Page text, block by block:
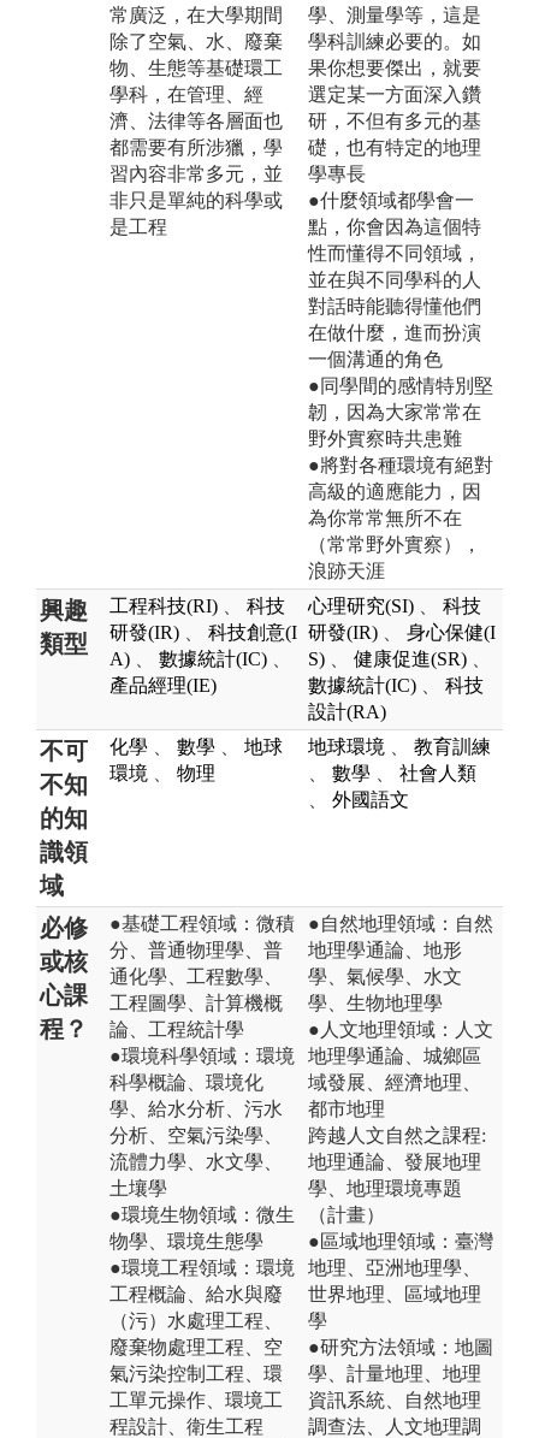
常廣泛，在大學期間
除了空氣、水、廢棄
物、生態等基礎環工
學科，在管理、經
濟、法律等各層面也
都需要有所涉獵，學
習內容非常多元，並
非只是單純的科學或
是工程
學、測量學等，這是
學科訓練必要的。如
果你想要傑出，就要
選定某一方面深入鑽
研，不但有多元的基
礎，也有特定的地理
學專長
●什麼領域都學會一
點，你會因為這個特
性而懂得不同領域，
並在與不同學科的人
對話時能聽得懂他們
在做什麼，進而扮演
一個溝通的角色
●同學間的感情特別堅
韌，因為大家常常在
野外實察時共患難
●將對各種環境有絕對
高級的適應能力，因
為你常常無所不在
（常常野外實察），
浪跡天涯
興趣
類型
工程科技(RI)
科技
研發(IR)
科技創意(I
A)
數據統計(IC)
產品經理(IE)
心理研究(SI)
科技
研發(IR)
身心保健(I
S)
健康促進(SR)
數據統計(IC)
科技
設計(RA)
不可
不知
的知
識領
域
化學 數學
地球
環境
物理
地球環境
教育訓練
數學
社會人類
外國語文
必修
或核
心課
程？
●基礎工程領域：微積
分、普通物理學、普
通化學、工程數學、
工程圖學、計算機概
論、工程統計學
●環境科學領域：環境
科學概論、環境化
學、給水分析、污水
分析、空氣污染學、
流體力學、水文學、
土壤學
●環境生物領域：微生
物學、環境生態學
●環境工程領域：環境
工程概論、給水與廢
（污）水處理工程、
廢棄物處理工程、空
氣污染控制工程、環
工單元操作、環境工
程設計、衛生工程
●自然地理領域：自然
地理學通論、地形
學、氣候學、水文
學、生物地理學
●人文地理領域：人文
地理學通論、城鄉區
域發展、經濟地理、
都市地理
跨越人文自然之課程:
地理通論、發展地理
學、地理環境專題
（計畫）
●區域地理領域：臺灣
地理、亞洲地理學、
世界地理、區域地理
學
●研究方法領域：地圖
學、計量地理、地理
資訊系統、自然地理
調查法、人文地理調